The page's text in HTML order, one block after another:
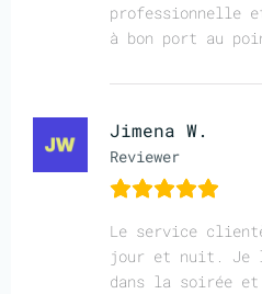
professionnelle
à bon port au
Jimena W.
Reviewer
Le service
jour et nuit. Je
dans la soirée